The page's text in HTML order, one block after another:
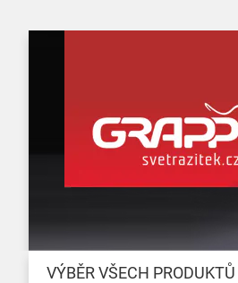
VÝBĚR VŠECH PRODUKTŮ